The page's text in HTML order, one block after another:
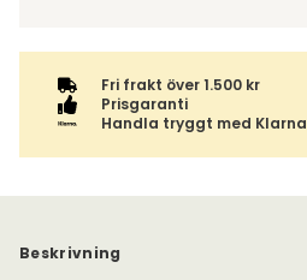
Fri frakt över 1.500 kr
Prisgaranti
Handla tryggt med Klarna
Beskrivning